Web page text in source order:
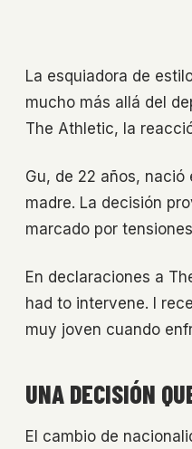
La esquiadora de
mucho más allá del
The Athletic, la
Gu, de 22 años,
madre. La decisión
marcado por
En declaraciones a
had to intervene. I
muy joven cuando
UNA DECISIÓN
El cambio de